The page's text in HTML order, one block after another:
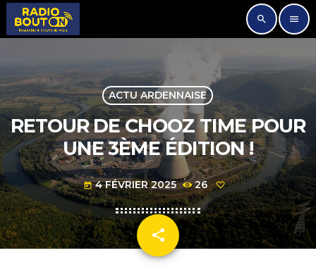
search menu
ACTU ARDENNAISE
RETOUR DE CHOOZ TIME POUR
UNE 3ÈME ÉDITION !
today 4 FÉVRIER 2025 26
share
email